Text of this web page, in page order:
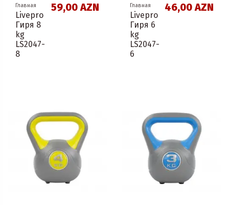
Главная
Livepro
Гиря 8
kg
LS2047-
8
59,00 AZN Главная
Livepro
Гиря 6
kg
LS2047-
6
46,00 AZN